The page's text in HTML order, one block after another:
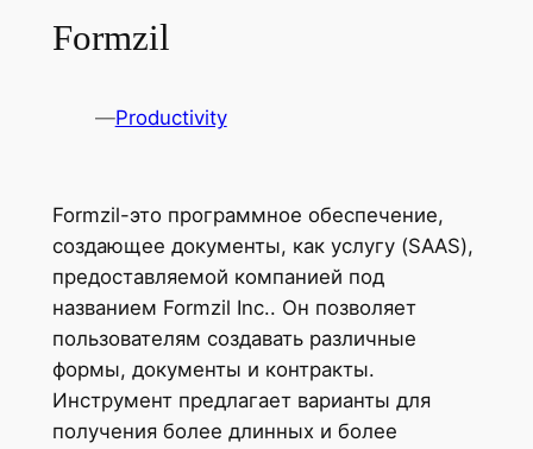
Formzil
—Productivity
Formzil-это программное обеспечение,
создающее документы, как услугу (SAAS),
предоставляемой компанией под
названием Formzil Inc.. Он позволяет
пользователям создавать различные
формы, документы и контракты.
Инструмент предлагает варианты для
получения более длинных и более